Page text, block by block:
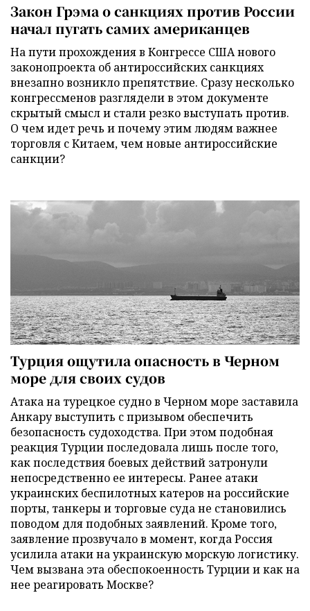
Закон Грэма о санкциях против России
начал пугать самих американцев
На пути прохождения в Конгрессе США нового
законопроекта об антироссийских санкциях
внезапно возникло препятствие. Сразу несколько
конгрессменов разглядели в этом документе
скрытый смысл и стали резко выступать против.
О чем идет речь и почему этим людям важнее
торговля с Китаем, чем новые антироссийские
санкции?
Турция ощутила опасность в Черном
море для своих судов
Атака на турецкое судно в Черном море заставила
Анкару выступить с призывом обеспечить
безопасность судоходства. При этом подобная
реакция Турции последовала лишь после того,
как последствия боевых действий затронули
непосредственно ее интересы. Ранее атаки
украинских беспилотных катеров на российские
порты, танкеры и торговые суда не становились
поводом для подобных заявлений. Кроме того,
заявление прозвучало в момент, когда Россия
усилила атаки на украинскую морскую логистику.
Чем вызвана эта обеспокоенность Турции и как на
нее реагировать Москве?